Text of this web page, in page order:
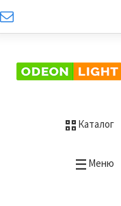
Каталог
Меню